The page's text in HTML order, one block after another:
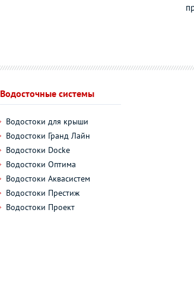
Водосточные системы
Водостоки для крыши
Водостоки Гранд Лайн
Водостоки Docke
Водостоки Оптима
Водостоки Аквасистем
Водостоки Престиж
Водостоки Проект